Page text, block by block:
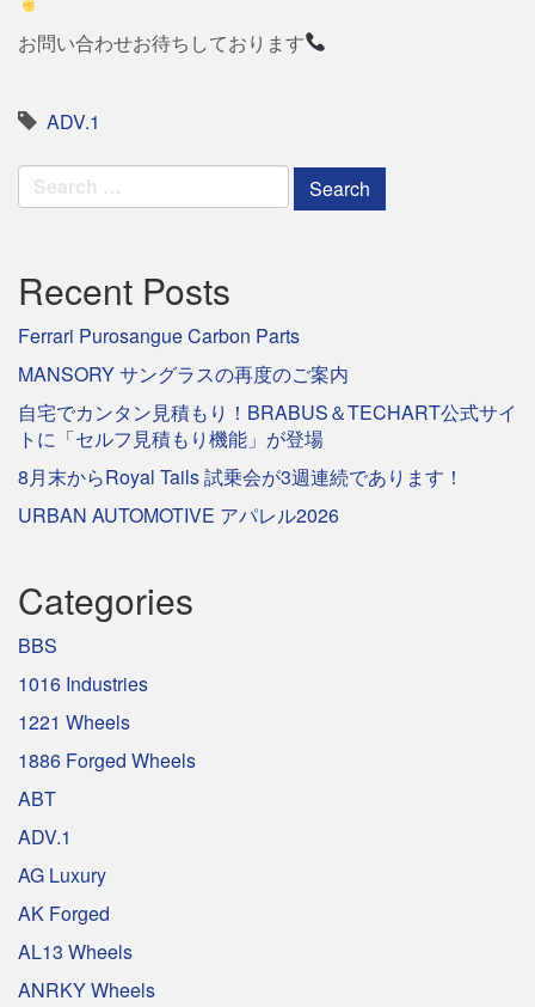
お問い合わせお待ちしております
ADV.1
Search
for:
Recent Posts
Ferrari Purosangue Carbon Parts
MANSORY サングラスの再度のご案内
自宅でカンタン見積もり！BRABUS＆TECHART公式サイ
トに「セルフ見積もり機能」が登場
8月末からRoyal Tails 試乗会が3週連続であります！
URBAN AUTOMOTIVE アパレル2026
Categories
BBS
1016 Industries
1221 Wheels
1886 Forged Wheels
ABT
ADV.1
AG Luxury
AK Forged
AL13 Wheels
ANRKY Wheels